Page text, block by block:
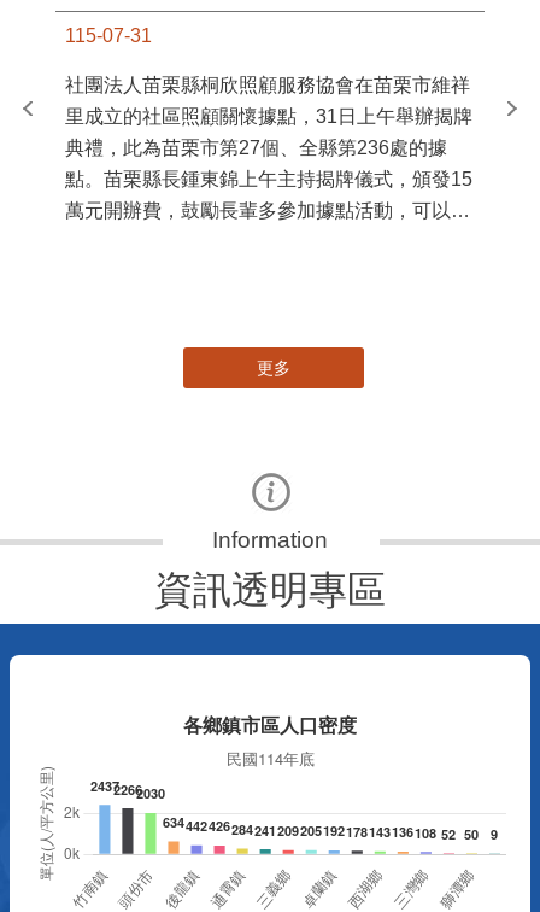
115-07-31
社團法人苗栗縣桐欣照顧服務協會在苗栗市維祥
里成立的社區照顧關懷據點，31日上午舉辦揭牌
典禮，此為苗栗市第27個、全縣第236處的據
點。苗栗縣長鍾東錦上午主持揭牌儀式，頒發15
萬元開辦費，鼓勵長輩多參加據點活動，可以更
苗
更多
資訊透明專區